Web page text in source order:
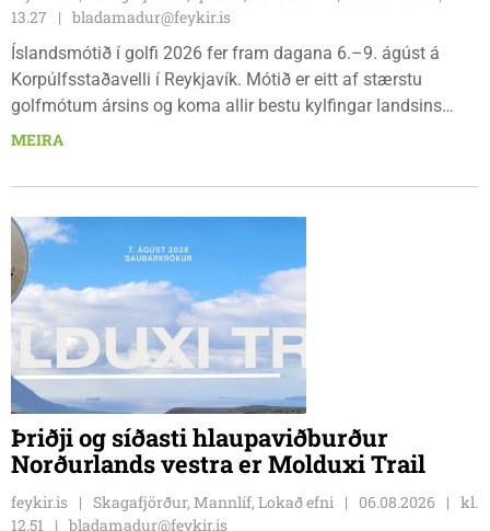
13.27
bladamadur@feykir.is
Íslandsmótið í golfi 2026 fer fram dagana 6.–9. ágúst á
Korpúlfsstaðavelli í Reykjavík. Mótið er eitt af stærstu
golfmótum ársins og koma allir bestu kylfingar landsins
saman til að sýna hæfileika sína. Golfklúbbur Skagafjarðar
Dagbjörtu Sísí Einarsdóttur, sem er nýkrýndur klúbbmeistari
MEIRA
Þriðji og síðasti hlaupaviðburður
Norðurlands vestra er Molduxi Trail
feykir.is Skagafjörður, Mannlíf, Lokað efni 06.08.2026
kl.
12.51
bladamadur@feykir.is